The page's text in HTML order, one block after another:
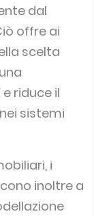
dal
offre ai
scelta
riduce il
sistemi
i
inoltre a